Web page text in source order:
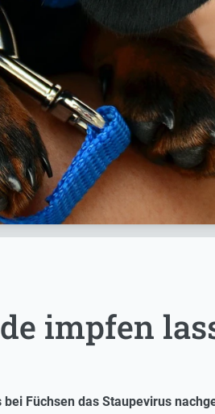
impfen
Füchsen das Staupevirus